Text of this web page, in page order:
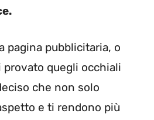
pagina pubblicitaria, o
quegli occhiali
che non solo
e ti rendono più